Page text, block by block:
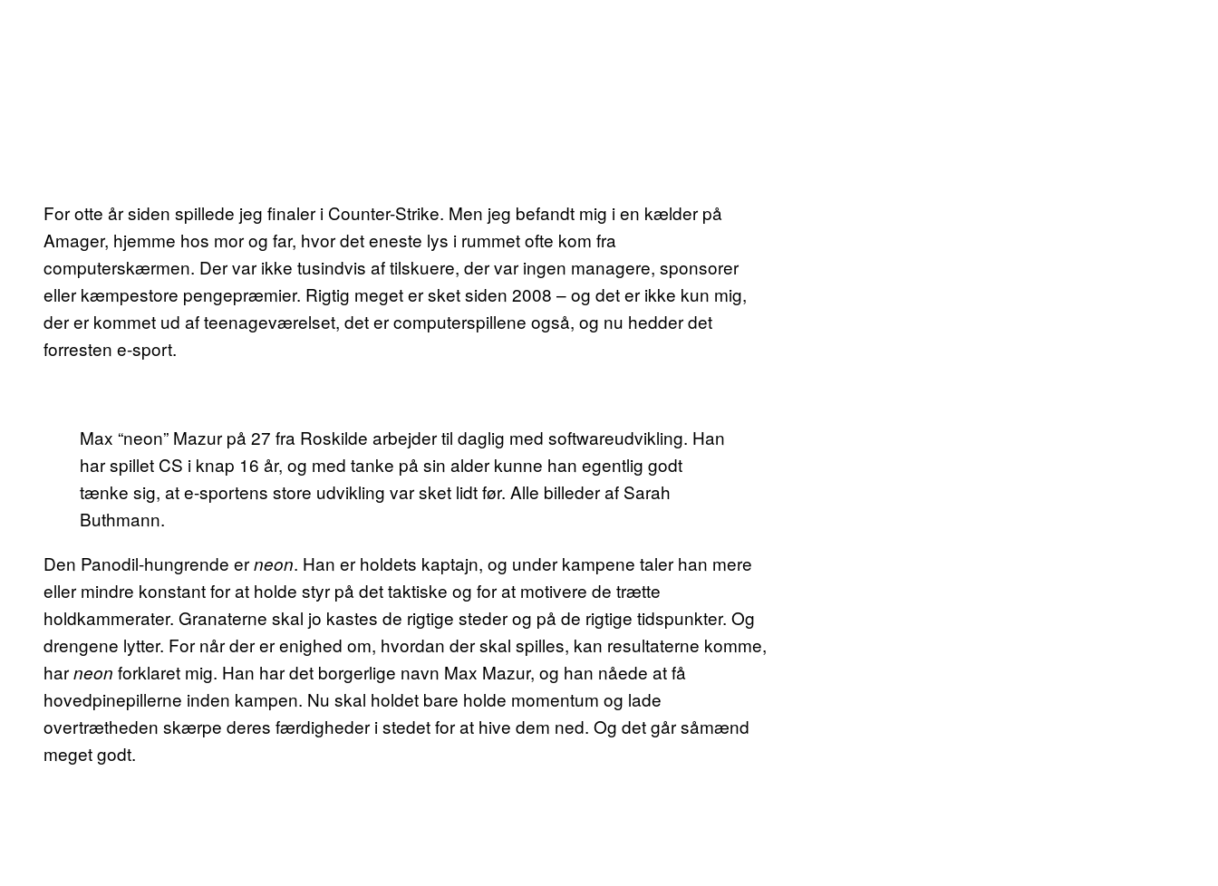
For otte år siden spillede jeg finaler i Counter-Strike. Men jeg befandt mig i en kælder på
Amager, hjemme hos mor og far, hvor det eneste lys i rummet ofte kom fra
computerskærmen. Der var ikke tusindvis af tilskuere, der var ingen managere, sponsorer
eller kæmpestore pengepræmier. Rigtig meget er sket siden 2008 – og det er ikke kun mig,
der er kommet ud af teenageværelset, det er computerspillene også, og nu hedder det
forresten e-sport.
Max “neon” Mazur på 27 fra Roskilde arbejder til daglig med softwareudvikling. Han
har spillet CS i knap 16 år, og med tanke på sin alder kunne han egentlig godt
tænke sig, at e-sportens store udvikling var sket lidt før. Alle billeder af Sarah
Buthmann.
Den Panodil-hungrende erneon. Han er holdets kaptajn, og under kampene taler han mere
eller mindre konstant for at holde styr på det taktiske og for at motivere de trætte
holdkammerater. Granaterne skal jo kastes de rigtige steder og på de rigtige tidspunkter. Og
drengene lytter. For når der er enighed om, hvordan der skal spilles, kan resultaterne komme,
harneon forklaret mig. Han har det borgerlige navn Max Mazur, og han nåede at få
hovedpinepillerne inden kampen. Nu skal holdet bare holde momentum og lade
overtrætheden skærpe deres færdigheder i stedet for at hive dem ned. Og det går såmænd
meget godt.